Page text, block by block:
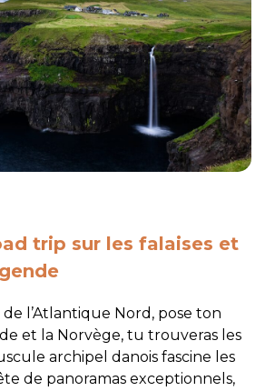
trip sur les falaises et
l’Atlantique Nord, pose ton
et la Norvège, tu trouveras les
archipel danois fascine les
de panoramas exceptionnels,